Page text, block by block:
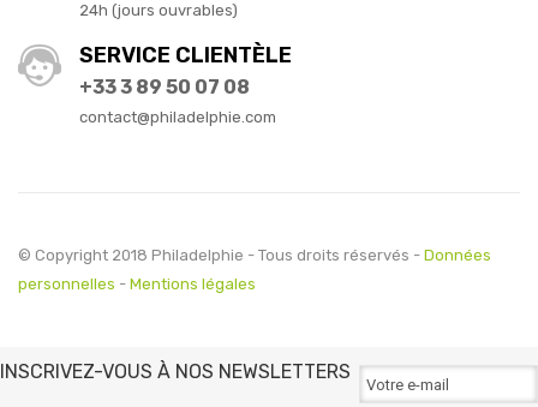
24h (jours ouvrables)
SERVICE CLIENTÈLE
+33 3 89 50 07 08
contact@philadelphie.com
© Copyright 2018 Philadelphie - Tous droits réservés - Données
personnelles - Mentions légales
INSCRIVEZ-VOUS À NOS NEWSLETTERS